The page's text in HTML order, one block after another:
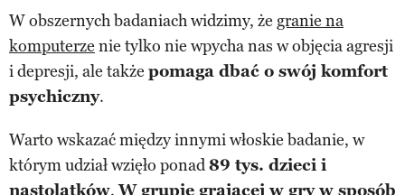
W obszernych badaniach widzimy, że granie na
komputerze nie tylko nie wpycha nas w objęcia agresji
i depresji, ale także pomaga dbać o swój komfort
psychiczny.
Warto wskazać między innymi włoskie badanie, w
którym udział wzięło ponad89 tys. dzieci i
nastolatków.W grupie grającej w gry w sposób